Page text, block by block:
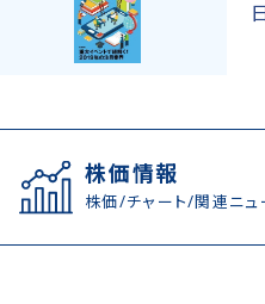
株価情報
株価/チャート/関連ニュ